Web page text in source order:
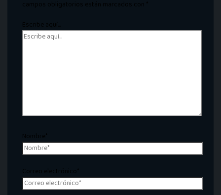
campos obligatorios están marcados con *
Escribe aquí...
Nombre*
Correo electrónico*